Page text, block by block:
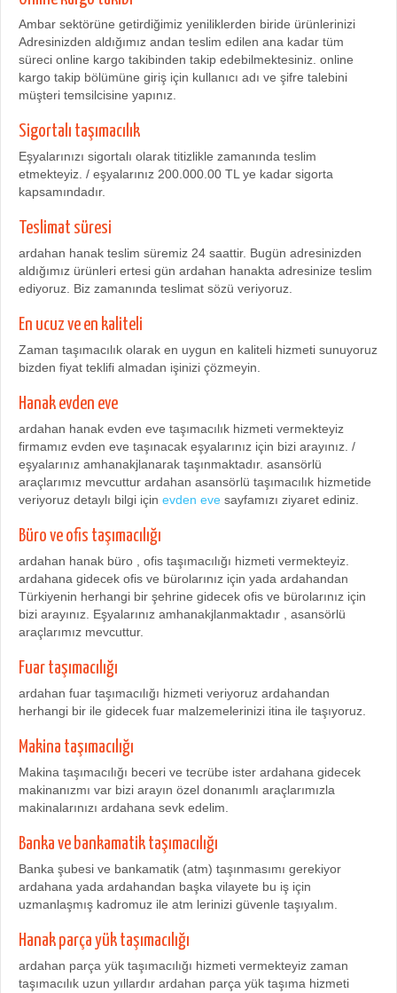
Ambar sektörüne getirdiğimiz yeniliklerden biride ürünlerinizi
Adresinizden aldığımız andan teslim edilen ana kadar tüm
süreci online kargo takibinden takip edebilmektesiniz. online
kargo takip bölümüne giriş için kullanıcı adı ve şifre talebini
müşteri temsilcisine yapınız.
Sigortalı taşımacılık
Eşyalarınızı sigortalı olarak titizlikle zamanında teslim
etmekteyiz. / eşyalarınız 200.000.00 TL ye kadar sigorta
kapsamındadır.
Teslimat süresi
ardahan hanak teslim süremiz 24 saattir. Bugün adresinizden
aldığımız ürünleri ertesi gün ardahan hanakta adresinize teslim
ediyoruz. Biz zamanında teslimat sözü veriyoruz.
En ucuz ve en kaliteli
Zaman taşımacılık olarak en uygun en kaliteli hizmeti sunuyoruz
bizden fiyat teklifi almadan işinizi çözmeyin.
Hanak evden eve
ardahan hanak evden eve taşımacılık hizmeti vermekteyiz
firmamız evden eve taşınacak eşyalarınız için bizi arayınız. /
eşyalarınız amhanakjlanarak taşınmaktadır. asansörlü
araçlarımız mevcuttur ardahan asansörlü taşımacılık hizmetide
veriyoruz detaylı bilgi için evden eve sayfamızı ziyaret ediniz.
Büro ve ofis taşımacılığı
ardahan hanak büro , ofis taşımacılığı hizmeti vermekteyiz.
ardahana gidecek ofis ve bürolarınız için yada ardahandan
Türkiyenin herhangi bir şehrine gidecek ofis ve bürolarınız için
bizi arayınız. Eşyalarınız amhanakjlanmaktadır , asansörlü
araçlarımız mevcuttur.
Fuar taşımacılığı
ardahan fuar taşımacılığı hizmeti veriyoruz ardahandan
herhangi bir ile gidecek fuar malzemelerinizi itina ile taşıyoruz.
Makina taşımacılığı
Makina taşımacılığı beceri ve tecrübe ister ardahana gidecek
makinanızmı var bizi arayın özel donanımlı araçlarımızla
makinalarınızı ardahana sevk edelim.
Banka ve bankamatik taşımacılığı
Banka şubesi ve bankamatik (atm) taşınmasımı gerekiyor
ardahana yada ardahandan başka vilayete bu iş için
uzmanlaşmış kadromuz ile atm lerinizi güvenle taşıyalım.
Hanak parça yük taşımacılığı
ardahan parça yük taşımacılığı hizmeti vermekteyiz zaman
taşımacılık uzun yıllardır ardahan parça yük taşıma hizmeti